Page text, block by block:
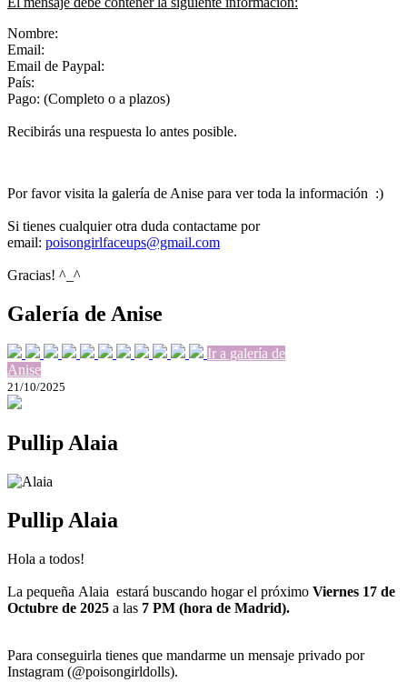
Nombre:
Email:
Email de Paypal:
País:
Pago: (Completo o a plazos)
Recibirás una respuesta lo antes posible.
Por favor visita la galería de Anise para ver toda la información :)
Si tienes cualquier otra duda contactame por
email: poisongirlfaceups@gmail.com
Gracias! ^_^
Galería de Anise
Ir a galería de
Anise
21/10/2025
Pullip Alaia
Pullip Alaia
Hola a todos!
La pequeña Alaia estará buscando hogar el próximo Viernes 17 de
Octubre de 2025 a las 7 PM (hora de Madrid).
Para conseguirla tienes que mandarme un mensaje privado por
Instagram (@poisongirldolls).